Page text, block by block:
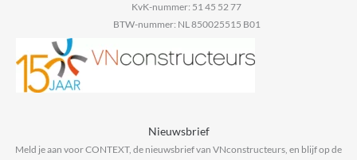
KvK-nummer: 51 45 52 77
BTW-nummer: NL 850025515 B01
Nieuwsbrief
Meld je aan voor CONTEXT, de nieuwsbrief van VNconstructeurs, en blijf op de